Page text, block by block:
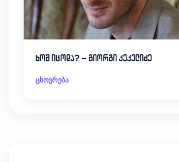
ხომ იცოდა? – გიორგი კეკელიძე
ცხოვრება